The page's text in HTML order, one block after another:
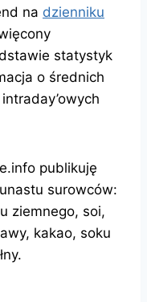
na dzienniku
statystyk
o średnich
publikuję
surowców:
ziemnego, soi,
kakao, soku